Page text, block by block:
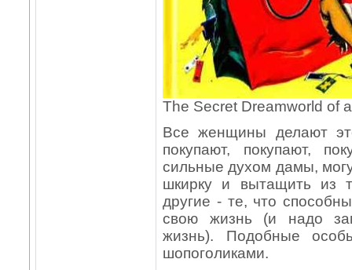
The Secret Dreamworld of
Все женщины делают
покупают, покупают,
сильные духом дамы,
шкирку и вытащить из
другие - те, что
свою жизнь (и надо
жизнь). Подобные
шопоголиками.